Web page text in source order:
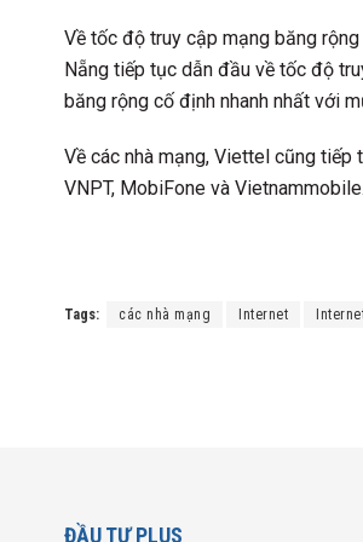
Về tốc độ truy cập mạng băng
Nẵng tiếp tục dẫn đầu về tốc độ
băng rộng cố định nhanh nhất với
Về các nhà mạng, Viettel cũng
VNPT, MobiFone và Vietnammobile.
Tags: các nhà mạng Internet
ĐẦU TƯ PLUS